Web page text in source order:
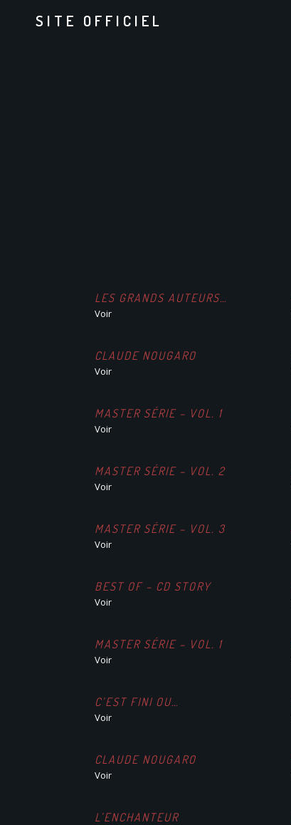
SITE OFFICIEL
LES GRANDS AUTEURS…
Voir
CLAUDE NOUGARO
Voir
MASTER SÉRIE – VOL. 1
Voir
MASTER SÉRIE – VOL. 2
Voir
MASTER SÉRIE – VOL. 3
Voir
BEST OF – CD STORY
Voir
MASTER SÉRIE – VOL. 1
Voir
C’EST FINI OU…
Voir
CLAUDE NOUGARO
Voir
L’ENCHANTEUR